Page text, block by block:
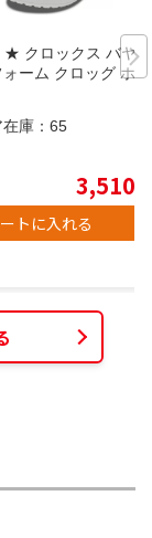
★ クロックス バヤ
ーム クロッグ ホワ
庫： 65
3,510
トに入れる